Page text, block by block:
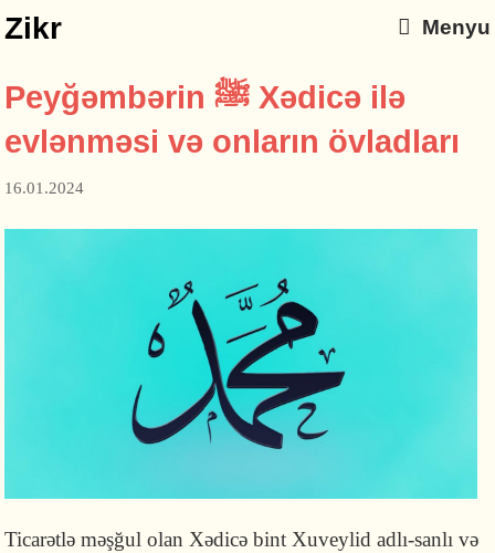
Zikr Menyu
Peyğəmbərin ﷺ Xədicə ilə
evlənməsi və onların övladları
16.01.2024
Ticarətlə məşğul olan Xədicə bint Xuveylid adlı-sanlı və